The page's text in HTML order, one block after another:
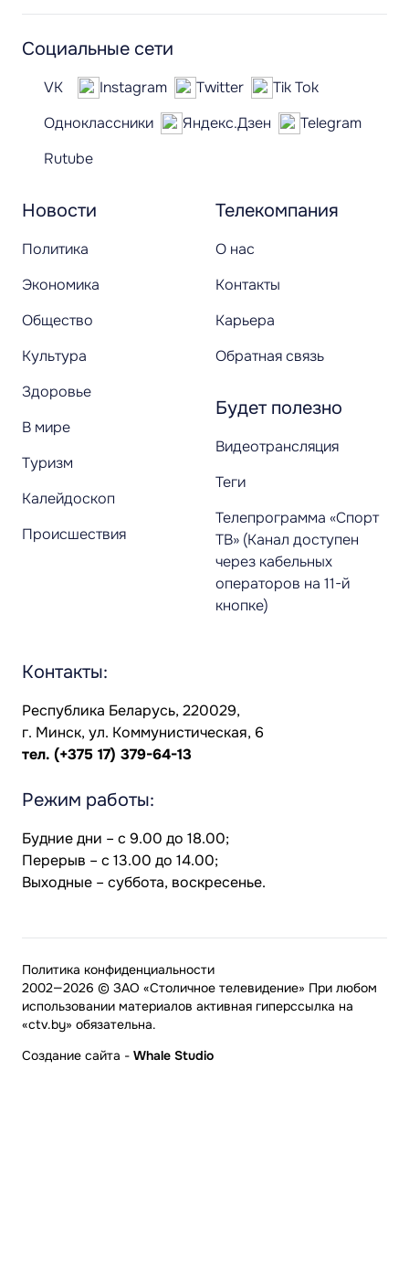
Новости
Политика
Экономика
Общество
Культура
Здоровье
В мире
Туризм
Калейдоскоп
Происшествия
Телекомпания
О нас
Контакты
Карьера
Обратная связь
Будет полезно
Видеотрансляция
Теги
Телепрограмма «Спорт
ТВ» (Канал доступен
через кабельных
операторов на 11-й
кнопке)
Социальные сети
VK Instagram Twitter
Tik Tok
Одноклассники
Яндекс.Дзен
Telegram
Rutube
Контакты:
Республика Беларусь, 220029,
г. Минск, ул. Коммунистическая, 6
тел. (+375 17) 379-64-13
Режим работы:
Будние дни – с 9.00 до 18.00;
Перерыв – с 13.00 до 14.00;
Выходные – суббота, воскресенье.
2002—2026 © ЗАО «Столичное телевидение» При любом
использовании материалов активная гиперссылка на
«ctv.by» обязательна.
Политика конфиденциальности
Создание сайта - Whale Studio